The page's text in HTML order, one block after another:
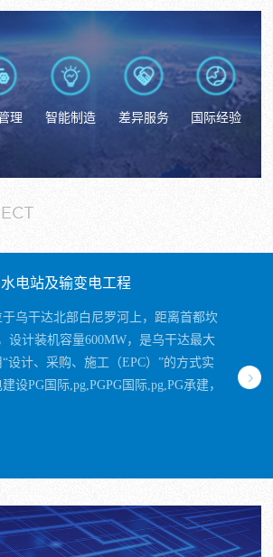
理 智能制造 差异服务 国际经验
电站及输变电工程
乌干达北部白尼罗河上，距离首都坎
设计装机容量600MW，是乌干达最大
设计、采购、施工（EPC）”的方式实
设PG国际,pg,PGPG国际,pg,PG承建，
市。